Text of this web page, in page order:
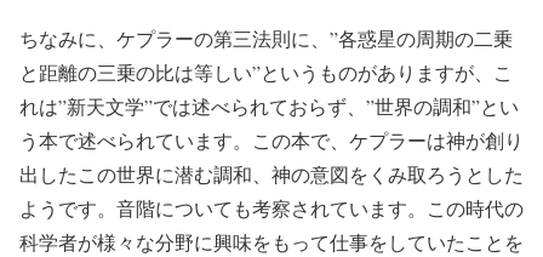
ちなみに、ケプラーの第三法則に、”各惑星の周期の二乗
と距離の三乗の比は等しい”というものがありますが、こ
れは”新天文学”では述べられておらず、”世界の調和”とい
う本で述べられています。この本で、ケプラーは神が創り
出したこの世界に潜む調和、神の意図をくみ取ろうとした
ようです。音階についても考察されています。この時代の
科学者が様々な分野に興味をもって仕事をしていたことを